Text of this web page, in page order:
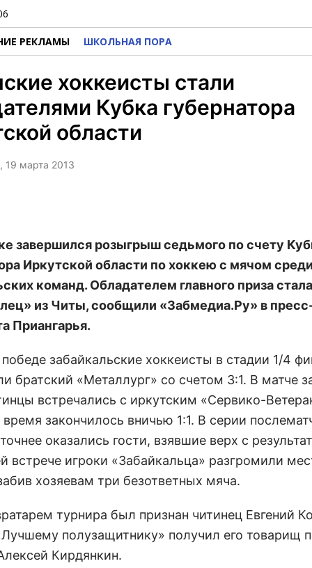
РЕКЛАМЫ ШКОЛЬНАЯ ПОРА
хоккеисты стали
Кубка губернатора
области
19 марта 2013
завершился розыгрыш седьмого по счету
Иркутской области по хоккею с мячом
команд. Обладателем главного приза
из Читы, сообщили «Забмедиа.Ру» в
Приангарья.
забайкальские хоккеисты в стадии 1/4
братcкий «Металлург» со счетом 3:1. В матче
встречались с иркутским «Сервико-
закончилось вничью 1:1. В серии
оказались гости, взявшие верх с
встрече игроки «Забайкальца» разгромили
хозяевам три безответных мяча.
турнира был признан читинец Евгений
полузащитнику» получил его товарищ
Кирдянкин.